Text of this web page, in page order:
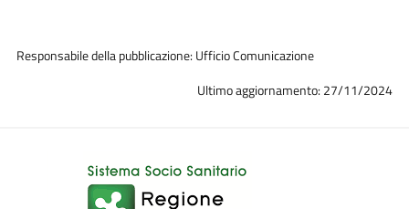
Responsabile della pubblicazione: Ufficio Comunicazione
Ultimo aggiornamento: 27/11/2024